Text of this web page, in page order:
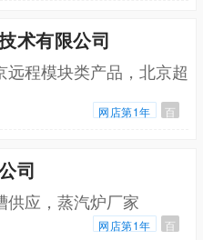
术有限公司
程模块类产品，北京超
网店第1年 百
司
供应，蒸汽炉厂家
网店第1年 百